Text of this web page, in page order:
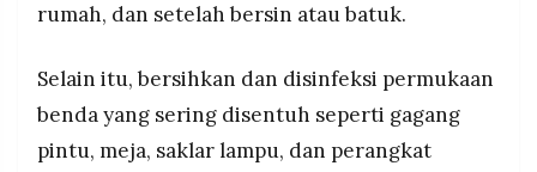
rumah, dan setelah bersin atau batuk.
Selain itu, bersihkan dan disinfeksi permukaan
benda yang sering disentuh seperti gagang
pintu, meja, saklar lampu, dan perangkat